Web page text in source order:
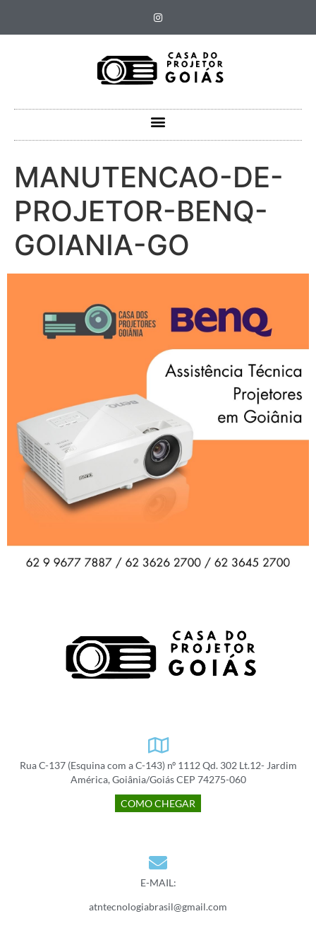
MANUTENCAO-DE-
PROJETOR-BENQ-
GOIANIA-GO
Rua C-137 (Esquina com a C-143) nº 1112 Qd. 302 Lt.12- Jardim
América, Goiânia/Goiás CEP 74275-060
COMO CHEGAR
E-MAIL:
atntecnologiabrasil@gmail.com